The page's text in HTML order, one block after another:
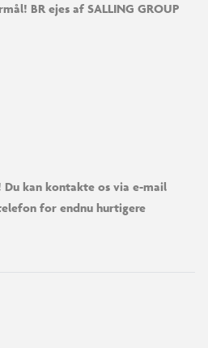
BR ejes af SALLING GROUP
kan kontakte os via e-mail
for endnu hurtigere